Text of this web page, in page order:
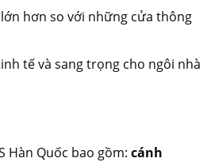
hơn so với những cửa thông
tế và sang trọng cho ngôi nhà
Hàn Quốc bao gồm: cánh